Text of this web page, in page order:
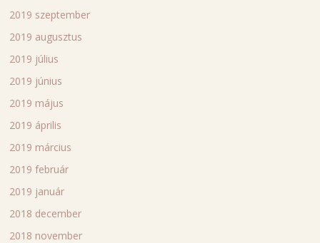
2019 szeptember
2019 augusztus
2019 július
2019 június
2019 május
2019 április
2019 március
2019 február
2019 január
2018 december
2018 november